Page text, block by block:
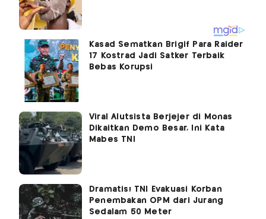
Kasad Sematkan Brigif Para Raider
17 Kostrad Jadi Satker Terbaik
Bebas Korupsi
Viral Alutsista Berjejer di Monas
Dikaitkan Demo Besar, Ini Kata
Mabes TNI
Dramatis! TNI Evakuasi Korban
Penembakan OPM dari Jurang
Sedalam 50 Meter